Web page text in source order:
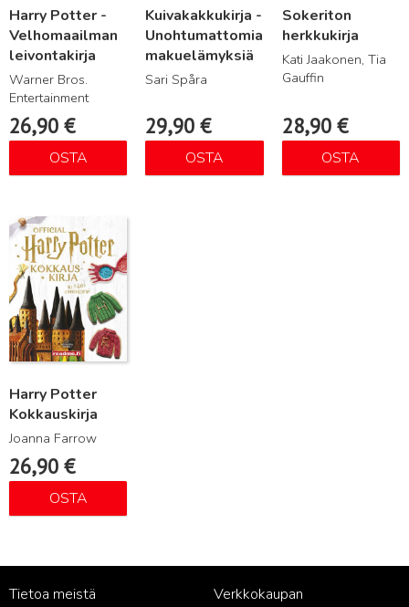
Harry Potter -
Velhomaailman
leivontakirja
Warner Bros.
Entertainment
26,90 €
OSTA
Kuivakakkukirja -
Unohtumattomia
makuelämyksiä
Sari Spåra
29,90€
OSTA
Sokeriton
herkkukirja
Kati Jaakonen, Tia
Gauffin
28,90 €
OSTA
Harry Potter
Kokkauskirja
Joanna Farrow
26,90 €
OSTA
Lue lisää
Tietoa meistä
Verkkokaupan